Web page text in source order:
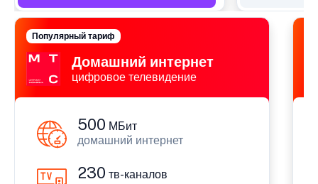
Домашний интернет
цифровое телевидение
Популярный тариф
500 МБит
домашний интернет
230 тв-каналов